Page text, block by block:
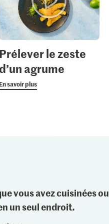
Prélever le zeste
d’un agrume
En savoir plus
vous avez cuisinées ou
un seul endroit.